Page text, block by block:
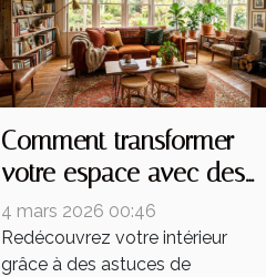
Comment transformer
votre espace avec des
luminaires et meubles
uniques ?
4 mars 2026 00:46
Redécouvrez votre intérieur
grâce à des astuces de